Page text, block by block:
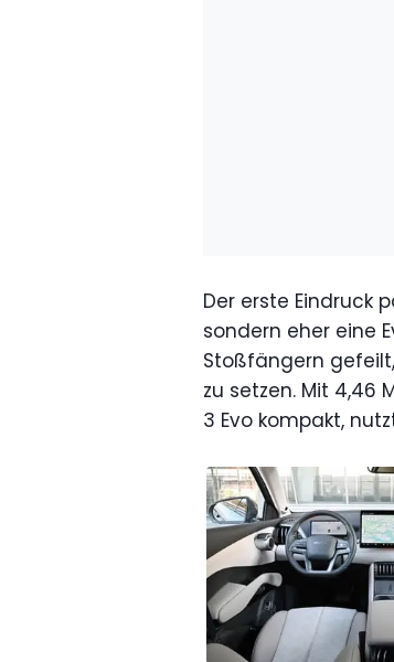
Der erste Eindruck
sondern eher eine
Stoßfängern
zu setzen. Mit 4,46
3 Evo kompakt,